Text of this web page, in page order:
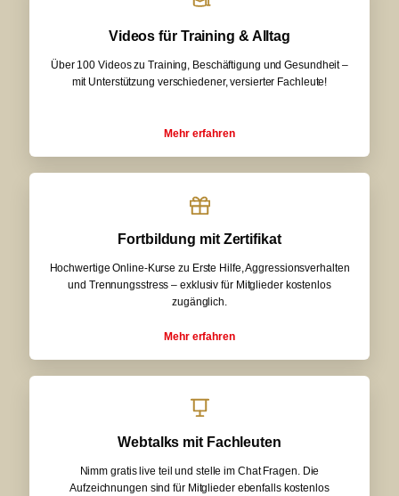
Videos für Training & Alltag
Über 100 Videos zu Training, Beschäftigung und Gesundheit –
mit Unterstützung verschiedener, versierter Fachleute!
Mehr erfahren
Fortbildung mit Zertifikat
Hochwertige Online-Kurse zu Erste Hilfe, Aggressionsverhalten
und Trennungsstress – exklusiv für Mitglieder kostenlos
zugänglich.
Mehr erfahren
Webtalks mit Fachleuten
Nimm gratis live teil und stelle im Chat Fragen. Die
Aufzeichnungen sind für Mitglieder ebenfalls kostenlos